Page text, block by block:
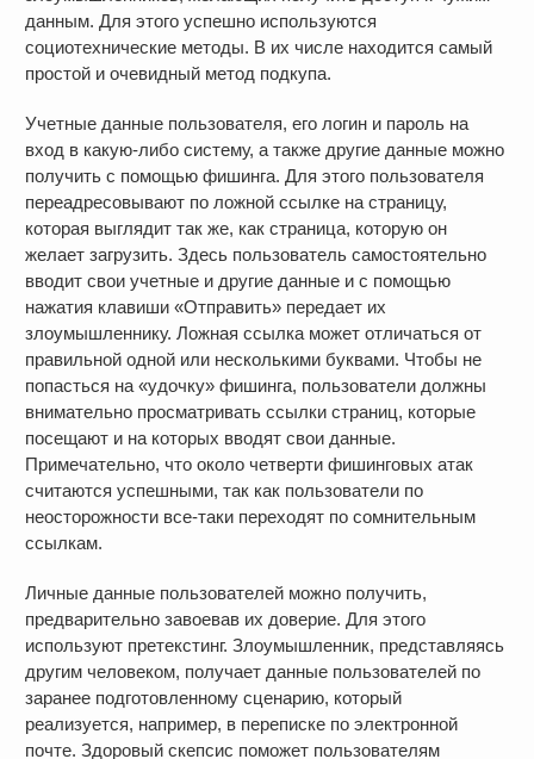
данным. Для этого успешно используются
социотехнические методы. В их числе находится самый
простой и очевидный метод подкупа.
Учетные данные пользователя, его логин и пароль на
вход в какую-либо систему, а также другие данные можно
получить с помощью фишинга. Для этого пользователя
переадресовывают по ложной ссылке на страницу,
которая выглядит так же, как страница, которую он
желает загрузить. Здесь пользователь самостоятельно
вводит свои учетные и другие данные и с помощью
нажатия клавиши «Отправить» передает их
злоумышленнику. Ложная ссылка может отличаться от
правильной одной или несколькими буквами. Чтобы не
попасться на «удочку» фишинга, пользователи должны
внимательно просматривать ссылки страниц, которые
посещают и на которых вводят свои данные.
Примечательно, что около четверти фишинговых атак
считаются успешными, так как пользователи по
неосторожности все-таки переходят по сомнительным
ссылкам.
Личные данные пользователей можно получить,
предварительно завоевав их доверие. Для этого
используют претекстинг. Злоумышленник, представляясь
другим человеком, получает данные пользователей по
заранее подготовленному сценарию, который
реализуется, например, в переписке по электронной
почте. Здоровый скепсис поможет пользователям